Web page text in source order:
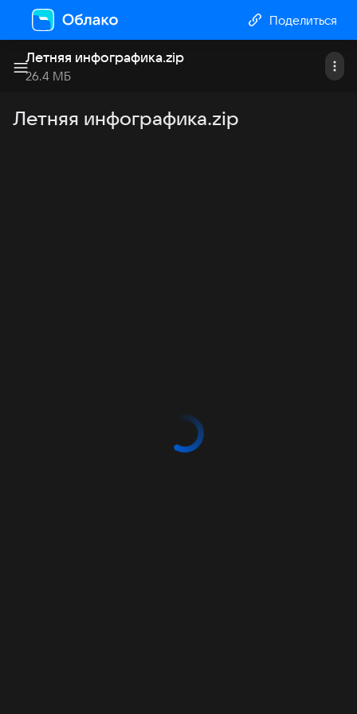
Поделиться
Летняя инфографика.zip
26.4 МБ
Летняя инфографика.zip